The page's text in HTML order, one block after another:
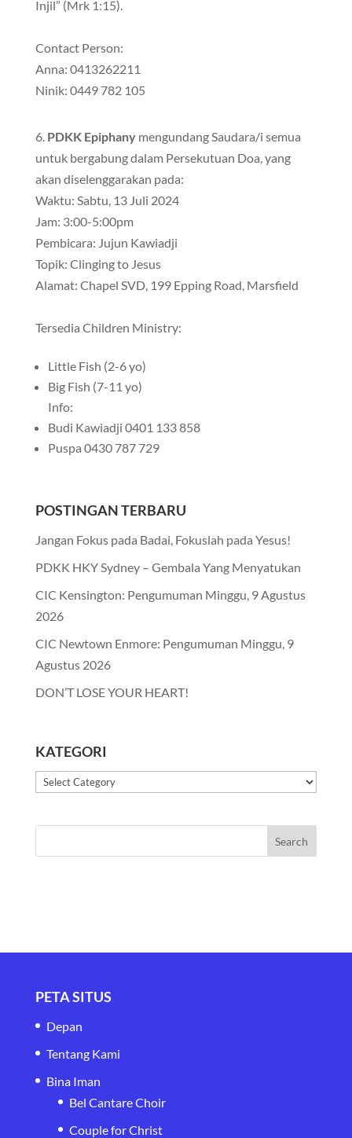
Injil” (Mrk 1:15).
Contact Person:
Anna: 0413262211
Ninik: 0449 782 105
6. PDKK Epiphanymengundang Saudara/i semua
untuk bergabung dalam Persekutuan Doa, yang
akan diselenggarakan pada:
Waktu: Sabtu, 13 Juli 2024
Jam: 3:00-5:00pm
Pembicara: Jujun Kawiadji
Topik: Clinging to Jesus
Alamat: Chapel SVD, 199 Epping Road, Marsfield
Tersedia Children Ministry:
Little Fish (2-6 yo)
Big Fish (7-11 yo)
Info:
Budi Kawiadji 0401 133 858
Puspa 0430 787 729
POSTINGAN TERBARU
Jangan Fokus pada Badai, Fokuslah pada Yesus!
PDKK HKY Sydney – Gembala Yang Menyatukan
CIC Kensington: Pengumuman Minggu, 9 Agustus
2026
CIC Newtown Enmore: Pengumuman Minggu, 9
Agustus 2026
DON’T LOSE YOUR HEART!
KATEGORI
Kategori
PETA SITUS
Depan
Tentang Kami
Bina Iman
Bel Cantare Choir
Couple for Christ